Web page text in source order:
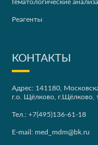
Гематологические
Реагенты
КОНТАКТЫ
Адрес: 141180,
г.о. Щёлково, г.Щёлково,
Тел.: +7(495)136-61-18
E-mail: med_mdm@bk.ru